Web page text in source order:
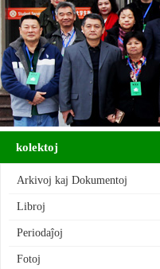
kolektoj
Arkivoj kaj Dokumentoj
Libroj
Periodaĵoj
Fotoj